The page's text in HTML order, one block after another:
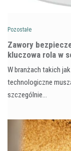
Pozostałe
Zawory
kluczowa rola w
W branżach takich
technologiczne
szczególnie…